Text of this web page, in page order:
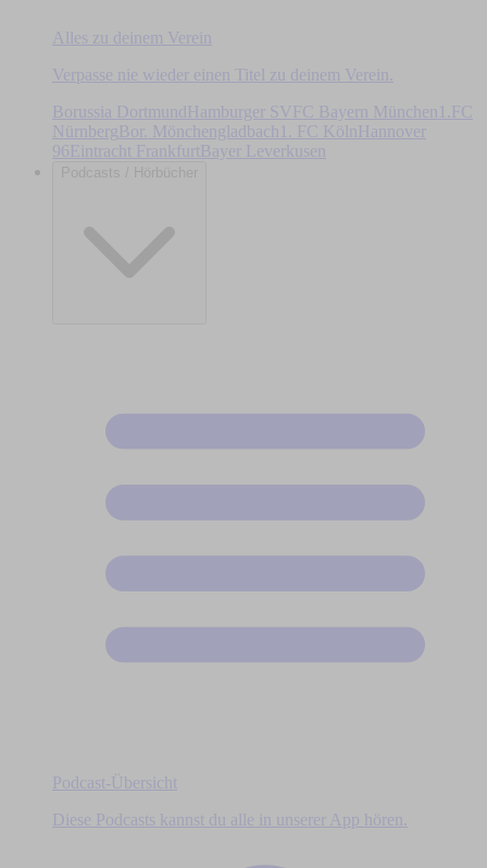
Alles zu deinem Verein
Verpasse nie wieder einen Titel zu deinem Verein.
Borussia DortmundHamburger SV FC Bayern München
1.FC
Nürnberg Bor. Mönchengladbach 1. FC Köln
Hannover
96Eintracht Frankfurt Bayer Leverkusen
Podcasts / Hörbücher
Podcast-Übersicht
Diese Podcasts kannst du alle in unserer App hören.